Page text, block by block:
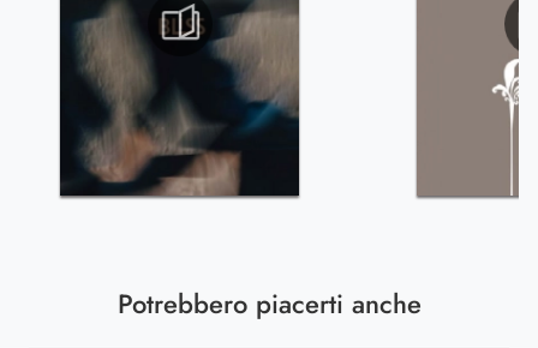
Potrebbero piacerti anche